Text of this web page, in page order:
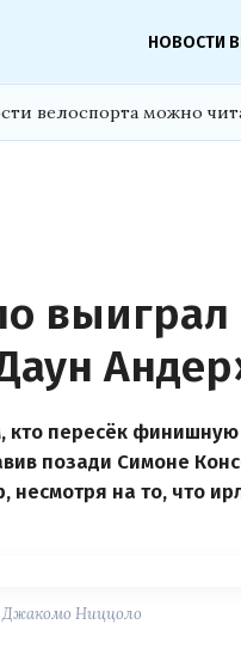
НОВОСТИ
велоспорта можно
выиграл
пересёк финишную
позади Симоне
несмотря на то, что
Джакомо Ниццоло